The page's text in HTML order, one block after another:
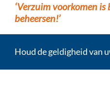
‘Verzuim voorkomen
beheersen!’
Houd de geldigheid van